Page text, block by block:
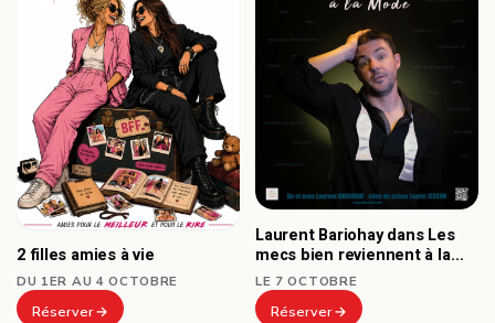
2 filles amies à vie
DU 1ER AU 4 OCTOBRE
Réserver
Laurent Bariohay dans Les
mecs bien reviennent à la
mode
LE 7 OCTOBRE
Réserver